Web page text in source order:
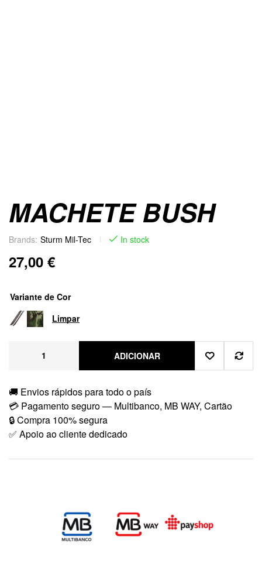
MACHETE BUSH
Brands: Sturm Mil-Tec In stock
27,00 €
Variante de Cor
Limpar
ADICIONAR
🚚 Envios rápidos para todo o país
💳 Pagamento seguro — Multibanco, MB WAY, Cartão
🔒 Compra 100% segura
✅ Apoio ao cliente dedicado